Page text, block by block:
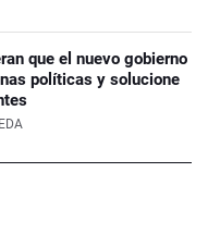
que el nuevo gobierno
políticas y solucione